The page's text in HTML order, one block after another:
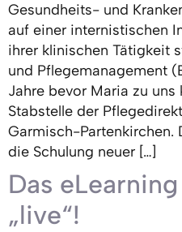
Gesundheits- und
auf einer internistischen
ihrer klinischen Tätigkeit
und Pflegemanagement
Jahre bevor Maria zu
Stabstelle der
Garmisch-Partenkirchen.
die Schulung neuer […]
Das
„live“!